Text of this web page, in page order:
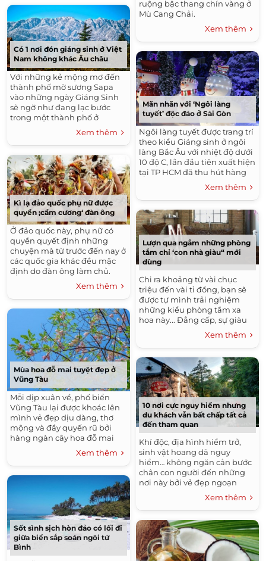
Có 1 nơi đón giáng sinh ở Việt
Nam không khác Âu châu
Với những kẻ mộng mơ đến
thành phố mờ sương Sapa
vào những ngày Giáng Sinh
sẽ ngỡ như đang lạc bước
trong một thành phố ở
phương Tây hoa lệ, đẹp tới
ngẩn ngơ lòng. Sapa mùa
đông chìm trong...
Xem thêm
Kì lạ đảo quốc phụ nữ được
quyền ;cầm cương‘ đàn ông
Ở đảo quốc này, phụ nữ có
quyền quyết định những
chuyện mà từ trước đến nay ở
các quốc gia khác đều mặc
định do đàn ông làm chủ.
Đây là một chuyện lạ nhưng
lại hoàn toàn có thật. Có...
Xem thêm
Mùa hoa đỗ mai tuyệt đẹp ở
Vũng Tàu
Mỗi dịp xuân về, phố biển
Vũng Tàu lại được khoác lên
mình vẻ đẹp dịu dàng, thơ
mộng và đầy quyến rũ bởi
hàng ngàn cây hoa đỗ mai
bung cánh nở hoa rợp trời. ...
Xem thêm
Sốt sình sịch hòn đảo có lối đi
giữa biển sắp soán ngôi tứ
Bình
ruộng bậc thang chín vàng ở
Mù Cang Chải.
Xem thêm
Mãn nhãn với ‘Ngôi làng
tuyết’ độc đáo ở Sài Gòn
Ngôi làng tuyết được trang trí
theo kiểu Giáng sinh ở ngôi
làng Bắc Âu với nhiệt độ dưới
10 độ C, lần đầu tiên xuất hiện
tại TP HCM đã thu hút hàng
ngàn lượt khách. Ngôi làng
Xem thêm
Lượn qua ngắm những phòng
tắm chỉ ‘con nhà giàu“ mới
dùng
Chi ra khoảng từ vài chục
triệu đến vài tỉ đồng, bạn sẽ
được tự mình trải nghiệm
những kiểu phòng tắm xa
hoa này... Đẳng cấp, sự giàu
có, địa vị không chỉ được
phân biệt bằng biệt...
Xem thêm
10 nơi cực nguy hiểm nhưng
du khách vẫn bất chấp tất cả
đến tham quan
Khí độc, địa hình hiểm trở,
sinh vật hoang dã nguy
hiểm… không ngăn cản bước
chân con người đến những
nơi này bởi vẻ đẹp ngoạn
mục của nó. Có vẻ như cứ hễ
càng nguy hiểm thì con
người...
Xem thêm